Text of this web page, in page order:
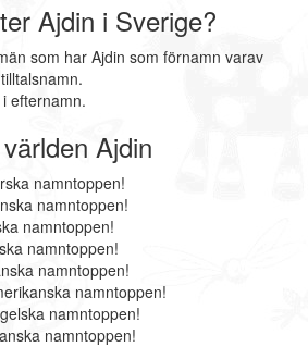
Ajdin i Sverige?
som har Ajdin som förnamn varav
efternamn.
Ajdin
namntoppen!
namntoppen!
namntoppen!
namntoppen!
namntoppen!
namntoppen!
namntoppen!
namntoppen!